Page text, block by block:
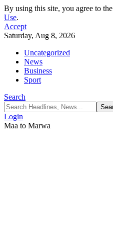
By using this site, you agree to the
Use.
Accept
Saturday, Aug 8, 2026
Uncategorized
News
Business
Sport
Search
Login
Maa to Marwa